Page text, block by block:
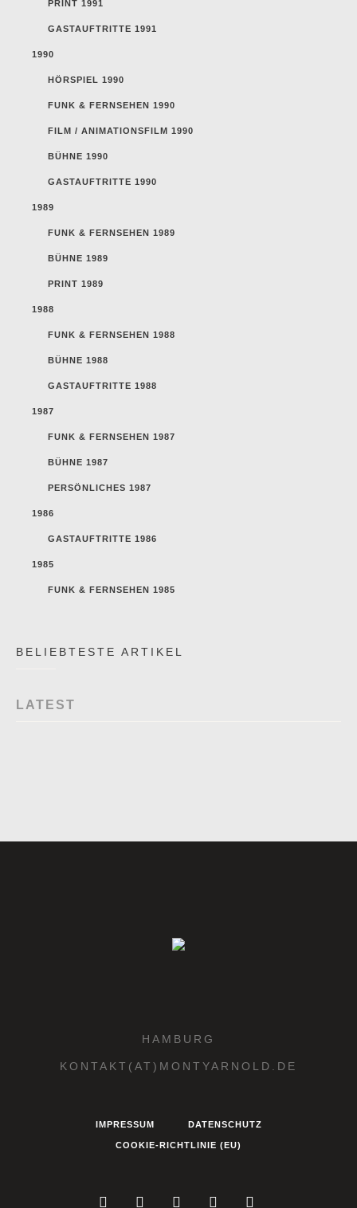
PRINT 1991
GASTAUFTRITTE 1991
1990
HÖRSPIEL 1990
FUNK & FERNSEHEN 1990
FILM / ANIMATIONSFILM 1990
BÜHNE 1990
GASTAUFTRITTE 1990
1989
FUNK & FERNSEHEN 1989
BÜHNE 1989
PRINT 1989
1988
FUNK & FERNSEHEN 1988
BÜHNE 1988
GASTAUFTRITTE 1988
1987
FUNK & FERNSEHEN 1987
BÜHNE 1987
PERSÖNLICHES 1987
1986
GASTAUFTRITTE 1986
1985
FUNK & FERNSEHEN 1985
BELIEBTESTE ARTIKEL
LATEST
HAMBURG
KONTAKT(AT)MONTYARNOLD.DE
IMPRESSUM DATENSCHUTZ
COOKIE-RICHTLINIE (EU)